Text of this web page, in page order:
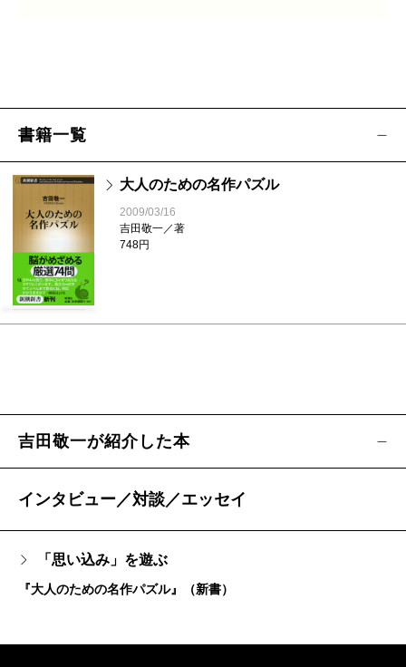
書籍一覧
大人のための名作パズル
2009/03/16
吉田敬一／著
748円
吉田敬一が紹介した本
インタビュー／対談／エッセイ
「思い込み」を遊ぶ
『大人のための名作パズル』（新書）